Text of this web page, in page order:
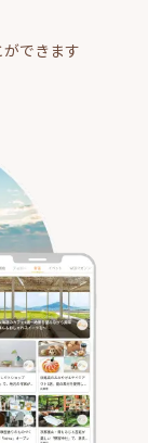
できます